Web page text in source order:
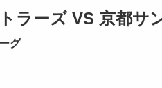
ラーズ VS 京都サ
グ